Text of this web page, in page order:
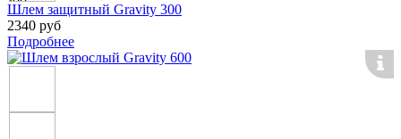
Шлем защитный Gravity 300
2340 руб
Подробнее